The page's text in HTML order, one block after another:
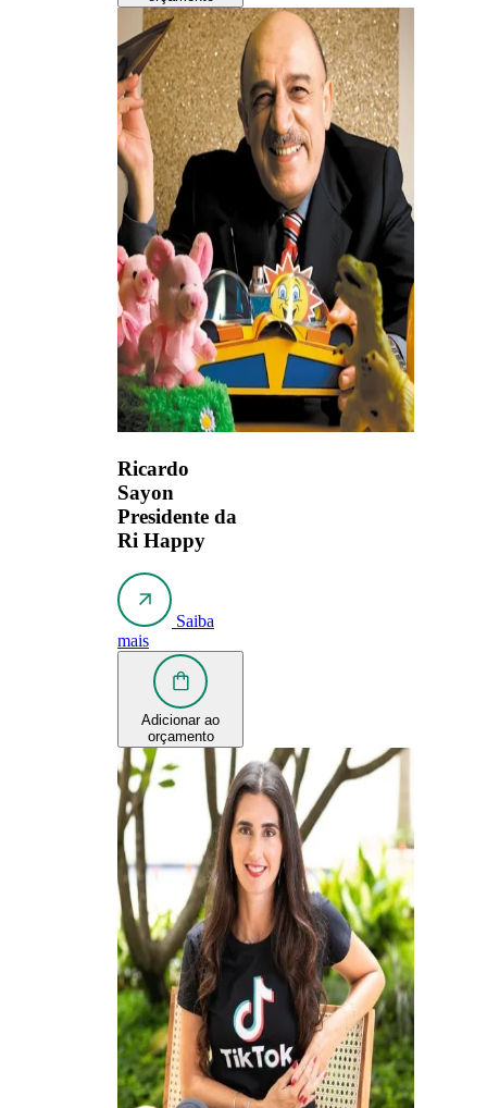
Ricardo
Sayon
Presidente da
Ri Happy
Saiba
mais
Adicionar ao
orçamento